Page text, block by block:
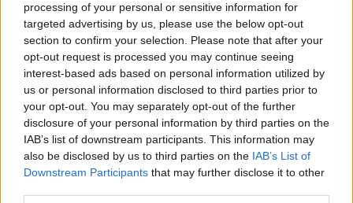
processing of your personal or sensitive information for
targeted advertising by us, please use the below opt-out
section to confirm your selection. Please note that after your
opt-out request is processed you may continue seeing
interest-based ads based on personal information utilized by
us or personal information disclosed to third parties prior to
your opt-out. You may separately opt-out of the further
disclosure of your personal information by third parties on the
IAB’s list of downstream participants. This information may
also be disclosed by us to third parties on the IAB’s List of
Downstream Participants that may further disclose it to other